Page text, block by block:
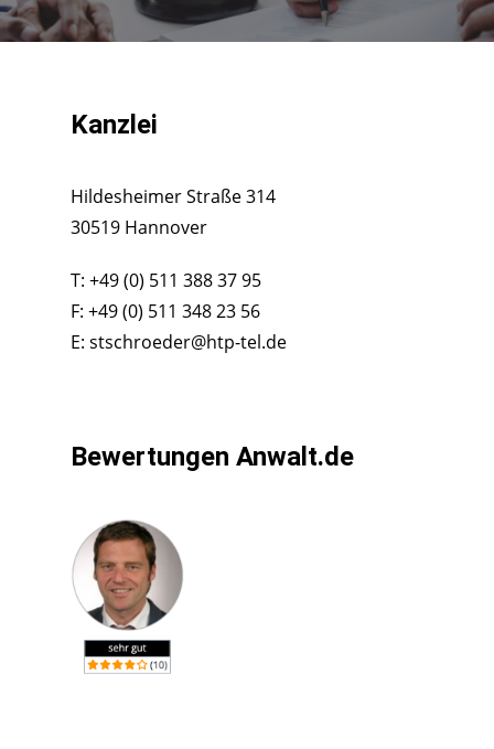
Kanzlei
Hildesheimer Straße 314
30519 Hannover
T: +49 (0) 511 388 37 95
F: +49 (0) 511 348 23 56
E: stschroeder@htp-tel.de
Bewertungen Anwalt.de